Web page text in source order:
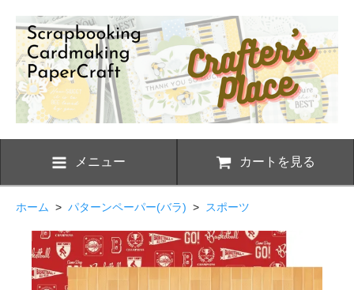
メニュー カートを見る
ホーム > パターンペーパー(バラ) > スポーツ